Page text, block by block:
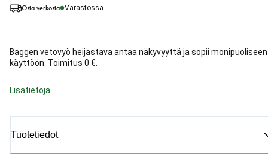
Osta verkosta Varastossa
Baggen vetovyö heijastava antaa näkyvyyttä ja sopii monipuoliseen
käyttöön. Toimitus 0 €.
Lisätietoja
Tuotetiedot